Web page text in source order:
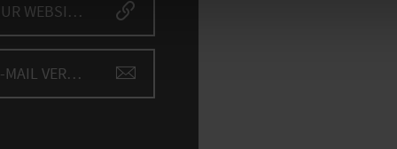
ZUR WEBSITE
E-MAIL VERFASSEN